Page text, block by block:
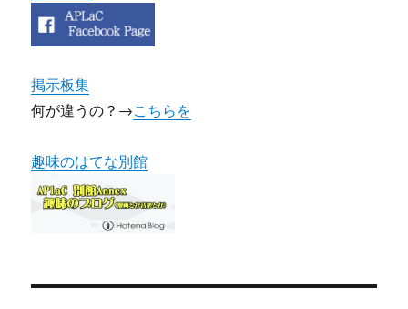
掲示板集
何が違うの？→こちらを
趣味のはてな別館